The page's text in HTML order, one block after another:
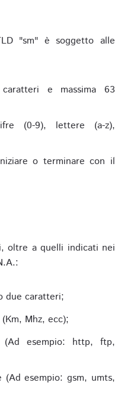
"sm" è soggetto alle
e massima 63
(0-9), lettere (a-z),
o terminare con il
oltre a quelli indicati nei
due caratteri;
Mhz, ecc);
esempio: http, ftp,
esempio: gsm, umts,